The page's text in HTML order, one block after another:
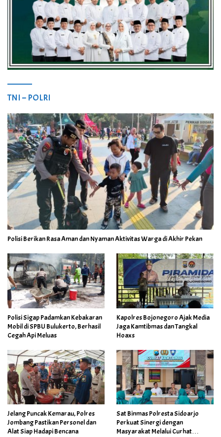
TNI – POLRI
Polisi Berikan Rasa Aman dan Nyaman Aktivitas Warga di Akhir Pekan
Polisi Sigap Padamkan Kebakaran
Mobil di SPBU Bulukerto, Berhasil
Cegah Api Meluas
Kapolres Bojonegoro Ajak Media
Jaga Kamtibmas dan Tangkal
Hoaxs
Jelang Puncak Kemarau, Polres
Jombang Pastikan Personel dan
Alat Siap Hadapi Bencana
Sat Binmas Polresta Sidoarjo
Perkuat Sinergi dengan
Masyarakat Melalui Curhat